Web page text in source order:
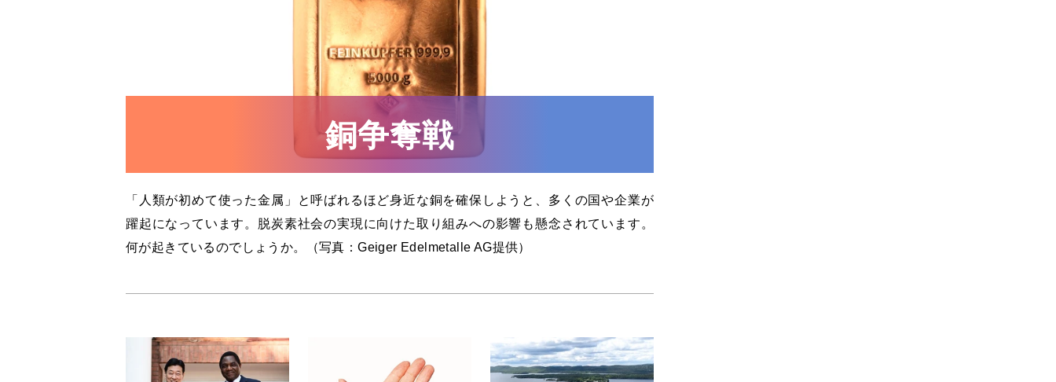
銅争奪戦
「人類が初めて使った金属」と呼ばれるほど身近な銅を確保しようと、多くの国や企業が
躍起になっています。脱炭素社会の実現に向けた取り組みへの影響も懸念されています。
何が起きているのでしょうか。（写真：Geiger Edelmetalle AG提供）